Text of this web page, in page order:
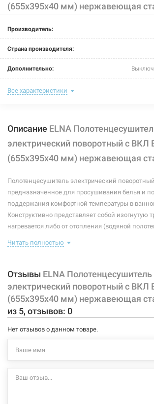
(655х395х40 мм) нержавеющая
Производитель:
Страна производителя:
Дополнительно:
Цвет:
Глубина:
Высота:
Мощность:
Тип крепления:
Тип подключения:
Материал корпуса:
Все характеристики
Описание ELNA
электрический поворотный с ВКЛ
(655х395х40 мм) нержавеющая
Полотенцесушитель электрический поворотный
предназначенное для просушивания белья и
поддержания комфортной температуры в
Конструктивно представляет собой изогнутую
нагревается либо от отопления (водяной
Плюс ко всему, правильно подобранный
Характеристики и конфигурация изделия, а
товара могут изменяться производителем без
внесенные производителем изменения,
не несет.
Читать полностью
Отзывы ELNA Полотенцесушитель
электрический поворотный с ВКЛ
(655х395х40 мм) нержавеющая
из 5, отзывов: 0
Нет отзывов о данном товаре.